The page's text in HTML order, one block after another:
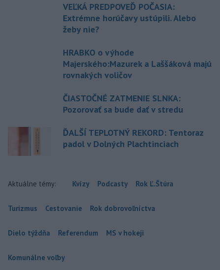
VEĽKÁ PREDPOVEĎ POČASIA:
Extrémne horúčavy ustúpili. Alebo
žeby nie?
HRABKO o výhode
Majerského:Mazurek a Laššáková majú
rovnakých voličov
ČIASTOČNÉ ZATMENIE SLNKA:
Pozorovať sa bude dať v stredu
ĎALŠÍ TEPLOTNÝ REKORD: Tentoraz
padol v Dolných Plachtinciach
Aktuálne témy: Kvízy Podcasty Rok Ľ.Štúra
Turizmus Cestovanie Rok dobrovoľníctva
Dielo týždňa Referendum MS v hokeji
Komunálne voľby